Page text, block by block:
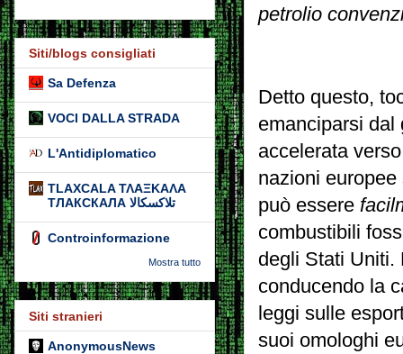
petrolio
Detto questo,
emanciparsi dal
accelerata
nazioni
può essere
combustibili
degli Stati
conducendo la
leggi sulle
suoi omologhi
Siti/blogs consigliati
Sa Defenza
VOCI DALLA STRADA
L'Antidiplomatico
TLAXCALA ΤΛΑΞΚΑΛΑ
ТЛАКСКАЛА تلاكسكالا
Controinformazione
Mostra tutto
Siti stranieri
AnonymousNews